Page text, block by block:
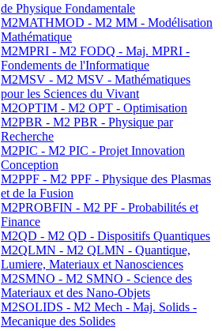
de Physique Fondamentale
M2MATHMOD - M2 MM - Modélisation
Mathématique
M2MPRI - M2 FODQ - Maj. MPRI -
Fondements de l'Informatique
M2MSV - M2 MSV - Mathématiques
pour les Sciences du Vivant
M2OPTIM - M2 OPT - Optimisation
M2PBR - M2 PBR - Physique par
Recherche
M2PIC - M2 PIC - Projet Innovation
Conception
M2PPF - M2 PPF - Physique des Plasmas
et de la Fusion
M2PROBFIN - M2 PF - Probabilités et
Finance
M2QD - M2 QD - Dispositifs Quantiques
M2QLMN - M2 QLMN - Quantique,
Lumiere, Materiaux et Nanosciences
M2SMNO - M2 SMNO - Science des
Materiaux et des Nano-Objets
M2SOLIDS - M2 Mech - Maj. Solids -
Mecanique des Solides